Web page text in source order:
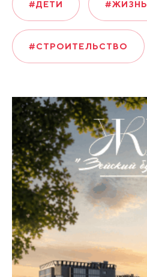
#ДЕТИ #ЖИЗНЬ
#СТРОИТЕЛЬСТВО